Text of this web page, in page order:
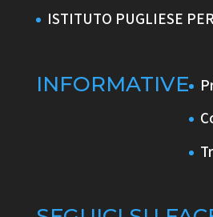
ISTITUTO PUGLIESE
INFORMATIVE